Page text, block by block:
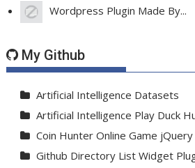
Wordpress Plugin Made By...
My Github
Artificial Intelligence Datasets
Artificial Intelligence Play Duck
Coin Hunter Online Game jQuery
Github Directory List Widget